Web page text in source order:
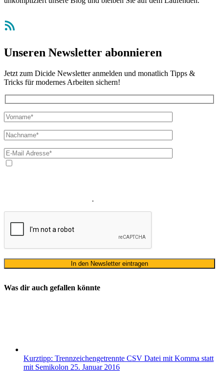
RSS-Feed
Unseren Newsletter abonnieren
Jetzt zum Dicide Newsletter anmelden und monatlich Tipps &
Tricks für modernes Arbeiten sichern!
.
Was dir auch gefallen könnte
Kurztipp: Trennzeichengetrennte CSV Datei mit Komma statt
mit Semikolon 25. Januar 2016